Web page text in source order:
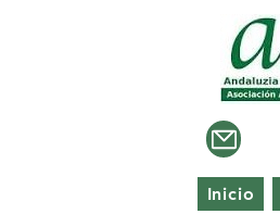
Inicio